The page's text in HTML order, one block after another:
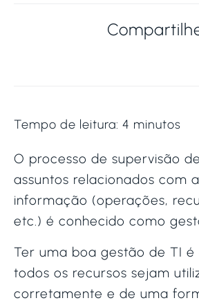
Tempo de leitura: 4 minutos
O processo de supervisão
assuntos relacionados com
informação (operações,
etc.) é conhecido como
Ter uma boa gestão de TI é
todos os recursos sejam
corretamente e de uma